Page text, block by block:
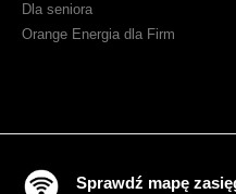
Dla seniora
Orange Energia dla Firm
Sprawdź mapę